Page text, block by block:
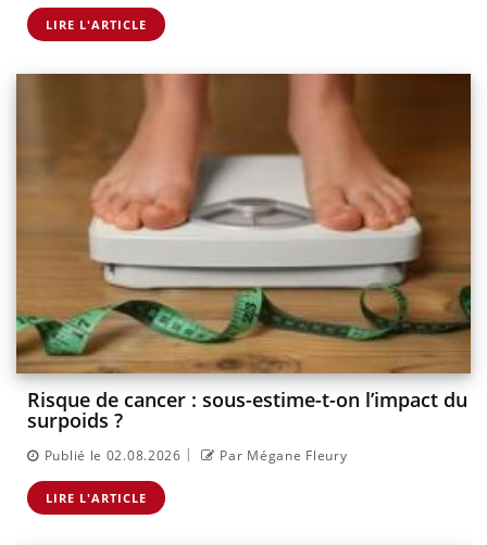
LIRE L'ARTICLE
Risque de cancer : sous-estime-t-on l’impact du
surpoids ?
Publié le 02.08.2026 | Par Mégane Fleury
LIRE L'ARTICLE